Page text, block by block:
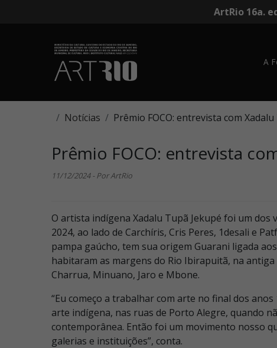
ArtRio 16a.
A
Notícias Prêmio FOCO: entrevista com
Prêmio FOCO: entrevista
11/12/2024 - Por ArtRio
O artista indígena Xadalu Tupã Jekupé foi um dos
2024, ao lado de Carchíris, Cris Peres, 1desali e
pampa gaúcho, tem sua origem Guarani ligada
habitaram as margens do Rio Ibirapuitã, na
Charrua, Minuano, Jaro e Mbone.
“Eu começo a trabalhar com arte no final dos
arte indígena, nas ruas de Porto Alegre, quando
contemporânea. Então foi um movimento nosso
galerias e instituições”, conta.